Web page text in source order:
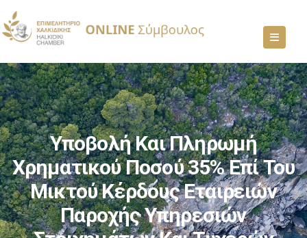
Υποβολή Και Πληρωμή
Χρηματικού Ποσού 35% Επί Του
Μικτού Κέρδους Εταιρειών
Παροχής Υπηρεσιών